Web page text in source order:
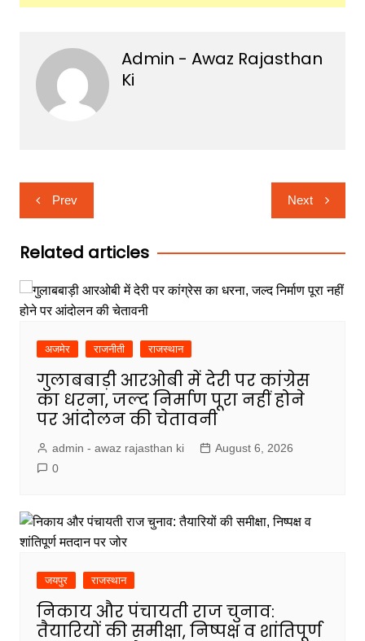
Admin - Awaz Rajasthan
Ki
Post
navigation
Prev Next
Related articles
अजमेर राजनीती राजस्थान
गुलाबबाड़ी आरओबी में देरी पर कांग्रेस
का धरना, जल्द निर्माण पूरा नहीं होने
पर आंदोलन की चेतावनी
admin - awaz rajasthan ki
August 6, 2026
0
जयपुर राजस्थान
निकाय और पंचायती राज चुनाव:
तैयारियों की समीक्षा, निष्पक्ष व शांतिपूर्ण